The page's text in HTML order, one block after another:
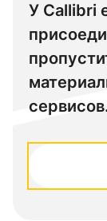
У Callibri